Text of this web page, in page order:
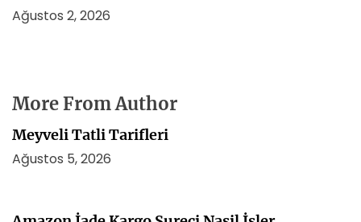
Ağustos 2, 2026
More From Author
Meyveli Tatli Tarifleri
Ağustos 5, 2026